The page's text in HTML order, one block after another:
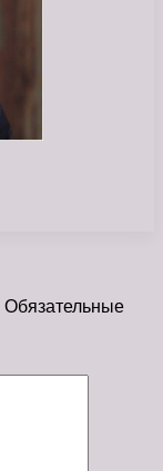
Обязательные